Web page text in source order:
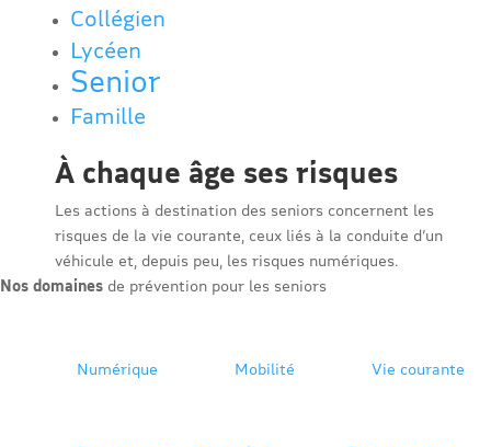
Collégien
Lycéen
Senior
Famille
À chaque âge ses risques
Les actions à destination des seniors concernent les
risques de la vie courante, ceux liés à la conduite d’un
véhicule et, depuis peu, les risques numériques.
Nos domaines de prévention pour les seniors
Numérique Mobilité Vie courante